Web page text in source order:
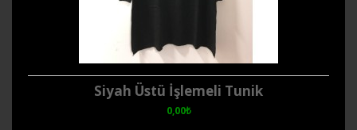
Siyah Üstü İşlemeli Tunik
0,00₺